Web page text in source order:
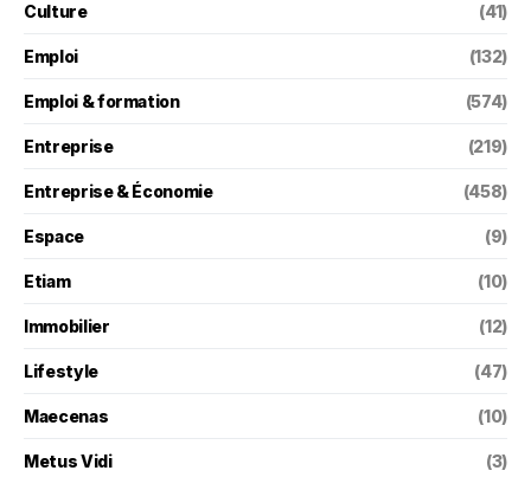
Culture (41)
Emploi (132)
Emploi & formation (574)
Entreprise (219)
Entreprise & Économie (458)
Espace (9)
Etiam (10)
Immobilier (12)
Lifestyle (47)
Maecenas (10)
Metus Vidi (3)